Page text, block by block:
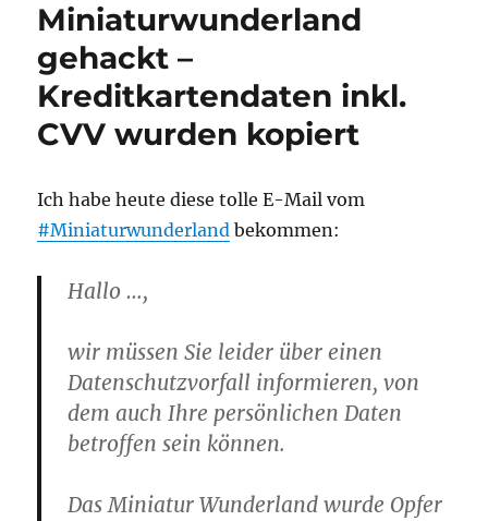
passiert
Miniaturwunderland
gehackt –
Kreditkartendaten inkl.
CVV wurden kopiert
Ich habe heute diese tolle E-Mail vom
#Miniaturwunderland bekommen:
Hallo …,
wir müssen Sie leider über einen
Datenschutzvorfall informieren, von
dem auch Ihre persönlichen Daten
betroffen sein können.
Das Miniatur Wunderland wurde Opfer